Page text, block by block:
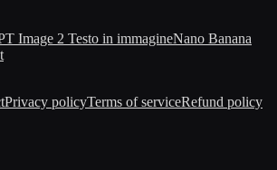
Image 2 Testo in immagineNano Banana
Privacy policyTerms of serviceRefund policy